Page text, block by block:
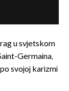
u svjetskom
Germaina,
svojoj karizmi